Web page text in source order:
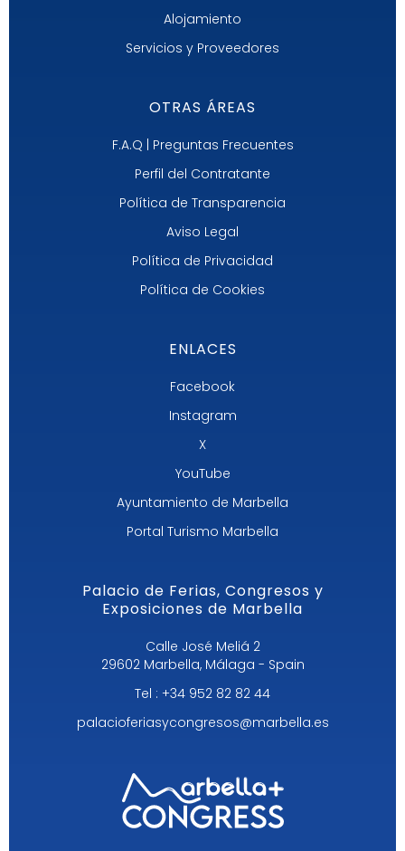
Alojamiento
Servicios y Proveedores
OTRAS ÁREAS
F.A.Q | Preguntas Frecuentes
Perfil del Contratante
Política de Transparencia
Aviso Legal
Política de Privacidad
Política de Cookies
ENLACES
Facebook
Instagram
X
YouTube
Ayuntamiento de Marbella
Portal Turismo Marbella
Palacio de Ferias, Congresos y
Exposiciones de Marbella
Calle José Meliá 2
29602 Marbella, Málaga - Spain
Tel : +34 952 82 82 44
palacioferiasycongresos@marbella.es